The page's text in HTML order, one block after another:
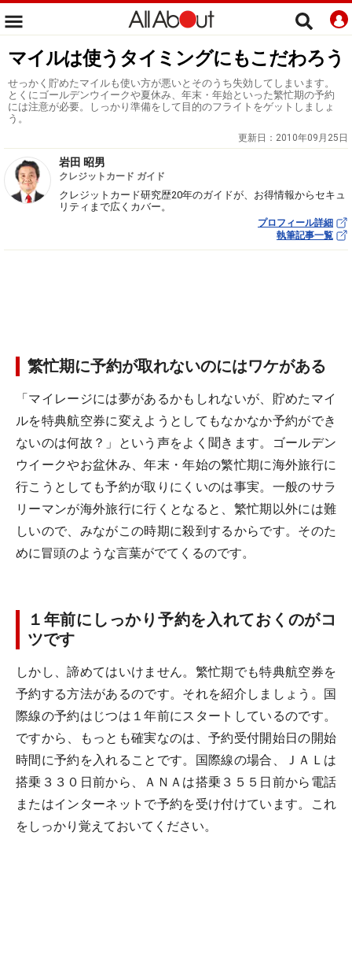
マイルは使うタイミングにもこだわろう
せっかく貯めたマイルも使い方が悪いとそのうち失効してしまいます。
とくにゴールデンウイークや夏休み、年末・年始といった繁忙期の予約
には注意が必要。しっかり準備をして目的のフライトをゲットしましょ
う。
更新日： 2010年09月25日
岩田 昭男
クレジットカード ガイド
クレジットカード研究歴20年のガイドが、お得情報からセキュ
リティまで広くカバー。
プロフィール詳細
執筆記事一覧
繁忙期に予約が取れないのにはワケがある
「マイレージには夢があるかもしれないが、貯めたマイ
ルを特典航空券に変えようとしてもなかなか予約ができ
ないのは何故？」という声をよく聞きます。ゴールデン
ウイークやお盆休み、年末・年始の繁忙期に海外旅行に
行こうとしても予約が取りにくいのは事実。一般のサラ
リーマンが海外旅行に行くとなると、繁忙期以外には難
しいので、みながこの時期に殺到するからです。そのた
めに冒頭のような言葉がでてくるのです。
１年前にしっかり予約を入れておくのがコ
ツです
しかし、諦めてはいけません。繁忙期でも特典航空券を
予約する方法があるのです。それを紹介しましょう。国
際線の予約はじつは１年前にスタートしているのです。
ですから、もっとも確実なのは、予約受付開始日の開始
時間に予約を入れることです。国際線の場合、ＪＡＬは
搭乗３３０日前から、ＡＮＡは搭乗３５５日前から電話
またはインターネットで予約を受け付けています。これ
をしっかり覚えておいてください。